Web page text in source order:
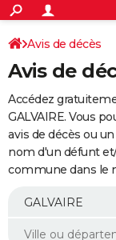
ACTUALITÉS
Politique
Société
Faits Divers
Education
Monde
Villes
+
SPORT
Coupe du monde
Football
Tennis
Cyclisme
Rugby
Forum
Programme TV
TNT
Streaming
Cinéma
Sorties cinéma
Musique
+
FINANCE
Retraite
Epargne
Immobilier
Risques naturels
Banque
Assurance
AUTO
Essais
Réserver un essai
Citadines
Berlines
SUV
Forum auto
+
Mobiles
Meilleur smartphone
Internet
Ordinateurs
Jeux vidéo
Guide high-tech
Avis de décès
Avis de
Accédez
GALVAIRE. Vous
avis de décès ou
nom d'un défunt
commune dans le